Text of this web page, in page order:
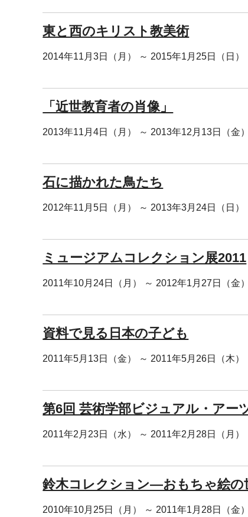
東と西のキリスト教美術
2014年11月3日（月） ～ 2015年1月25日（日）
「近世教育者の肖像」
2013年11月4日（月） ～ 2013年12月13日（金）
石に描かれた鳥たち
2012年11月5日（月） ～ 2013年3月24日（日）
ミュージアムコレクション展2011
2011年10月24日（月） ～ 2012年1月27日（金）
資料で見る日本の子ども
2011年5月13日（金） ～ 2011年5月26日（木）
第6回 芸術学部ビジュアル・アー
2011年2月23日（水） ～ 2011年2月28日（月）
鈴木コレクション―おもちゃ絵の
2010年10月25日（月） ～ 2011年1月28日（金）